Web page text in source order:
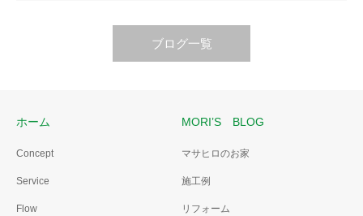
ブログ一覧
ホーム
Concept
Service
Flow
MORI’S BLOG
マサヒロのお家
施工例
リフォーム